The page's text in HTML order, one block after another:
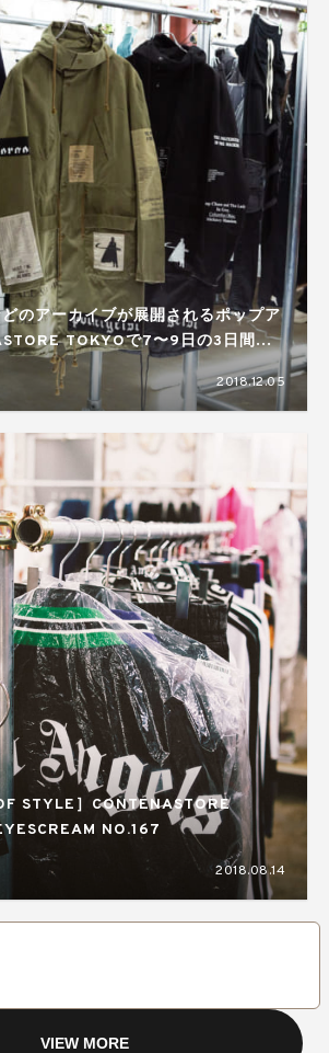
のアーカイブが展開されるポップア
TOKYOで7〜9日の3日間開
2018.12.05
STYLE］CONTENASTORE
NO.167
2018.08.14
VIEW MORE